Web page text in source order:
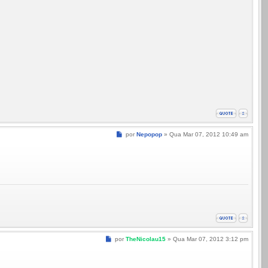
Mensagem
por Nepopop » Qua Mar 07, 2012 10:49 am
Mensagem
por TheNicolau15 » Qua Mar 07, 2012 3:12 pm